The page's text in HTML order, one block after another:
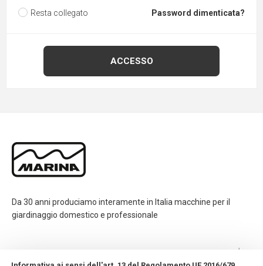
Resta collegato Password dimenticata?
Da 30 anni produciamo interamente in Italia macchine per il
giardinaggio domestico e professionale